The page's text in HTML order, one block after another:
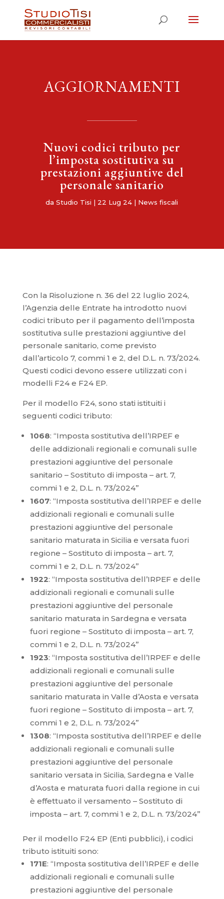
AGGIORNAMENTI
Nuovi codici tributo per
l’imposta sostitutiva su
prestazioni aggiuntive del
personale sanitario
daStudio Tisi | 22 Lug 24 | News fiscali
Con la Risoluzione n. 36 del 22 luglio 2024,
l’Agenzia delle Entrate ha introdotto nuovi
codici tributo per il pagamento dell’imposta
sostitutiva sulle prestazioni aggiuntive del
personale sanitario, come previsto
dall’articolo 7, commi 1 e 2, del D.L. n. 73/2024.
Questi codici devono essere utilizzati con i
modelli F24 e F24 EP.
Per il modello F24, sono stati istituiti i
seguenti codici tributo:
1068: “Imposta sostitutiva dell’IRPEF e
delle addizionali regionali e comunali sulle
prestazioni aggiuntive del personale
sanitario – Sostituto di imposta – art. 7,
commi 1 e 2, D.L. n. 73/2024”
1607: “Imposta sostitutiva dell’IRPEF e delle
addizionali regionali e comunali sulle
prestazioni aggiuntive del personale
sanitario maturata in Sicilia e versata fuori
regione – Sostituto di imposta – art. 7,
commi 1 e 2, D.L. n. 73/2024”
1922: “Imposta sostitutiva dell’IRPEF e delle
addizionali regionali e comunali sulle
prestazioni aggiuntive del personale
sanitario maturata in Sardegna e versata
fuori regione – Sostituto di imposta – art. 7,
commi 1 e 2, D.L. n. 73/2024”
1923: “Imposta sostitutiva dell’IRPEF e delle
addizionali regionali e comunali sulle
prestazioni aggiuntive del personale
sanitario maturata in Valle d’Aosta e versata
fuori regione – Sostituto di imposta – art. 7,
commi 1 e 2, D.L. n. 73/2024”
1308: “Imposta sostitutiva dell’IRPEF e delle
addizionali regionali e comunali sulle
prestazioni aggiuntive del personale
sanitario versata in Sicilia, Sardegna e Valle
d’Aosta e maturata fuori dalla regione in cui
è effettuato il versamento – Sostituto di
imposta – art. 7, commi 1 e 2, D.L. n. 73/2024”
Per il modello F24 EP (Enti pubblici), i codici
tributo istituiti sono:
171E: “Imposta sostitutiva dell’IRPEF e delle
addizionali regionali e comunali sulle
prestazioni aggiuntive del personale